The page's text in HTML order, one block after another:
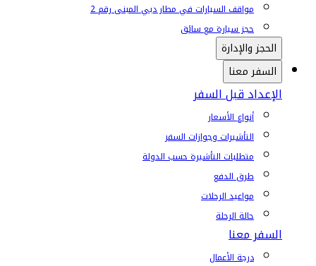
مواقف السيارات في مطار دبي المبنى رقم 2
حجز سيارة مع سائق
الحجز والإدارة
السفر معنا
الإعداد قبل السفر
أنواع الأسعار
التأشيرات وجوازات السفر
متطلبات التأشيرة حسب الدولة
طرق الدفع
مواعيد الرحلات
حالة الرحلة
السفر معنا
درجة الأعمال